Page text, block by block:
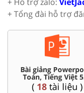
+ Tổng đài hỗ trợ
Bài giảng
Toán, Tiếng Việt
( 18tài liệu )